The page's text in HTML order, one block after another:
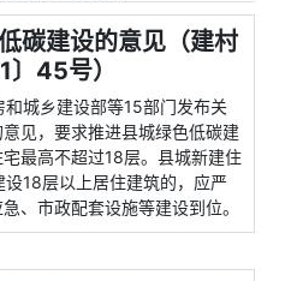
碳建设的意见（建村
〕45号）
城乡建设部等15部门发布关
见，要求推进县城绿色低碳建
最高不超过18层。县城新建住
18层以上居住建筑的，应严
、市政配套设施等建设到位。